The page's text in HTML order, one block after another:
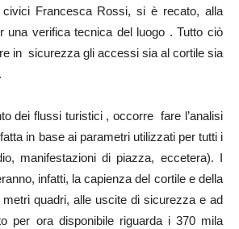
Francesca Rossi, si è recato, alla
una verifica tecnica del luogo . Tutto ciò
in sicurezza gli accessi sia al cortile sia
dei flussi turistici , occorre fare l’analisi
in base ai parametri utilizzati per tutti i
manifestazioni di piazza, eccetera). I
infatti, la capienza del cortile e della
quadri, alle uscite di sicurezza e ad
per ora disponibile riguarda i 370 mila